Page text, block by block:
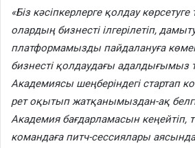
«Біз кәсіпкерлерге қолдау
олардың бизнесті ілгерілетіп,
платформамызды пайдалануға
бизнесті қолдаудағы адалдығымыз
Академиясы шеңберіндегі стартап
рет оқытып жатқанымыздан-ақ
Академия бағдарламасын кеңейтіп,
командаға питч-сессиялары